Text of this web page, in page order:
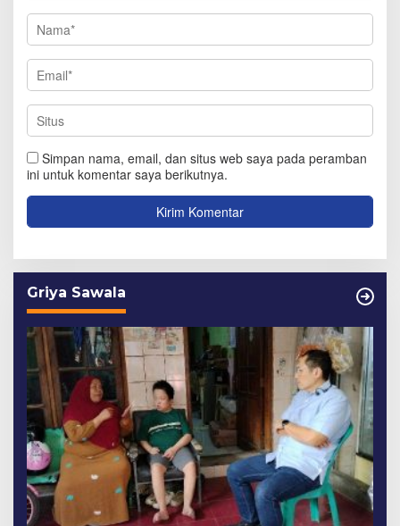
Simpan nama, email, dan situs web saya pada peramban
ini untuk komentar saya berikutnya.
Griya Sawala